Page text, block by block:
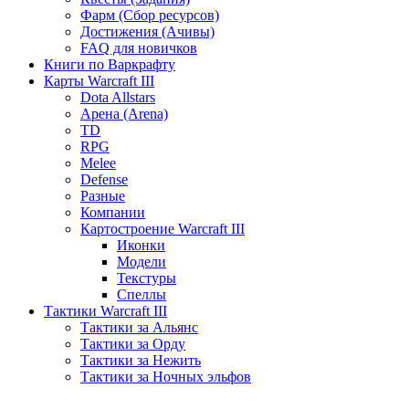
Фарм (Сбор ресурсов)
Достижения (Ачивы)
FAQ для новичков
Книги по Варкрафту
Карты Warcraft III
Dota Allstars
Арена (Arena)
TD
RPG
Melee
Defense
Разные
Компании
Картостроение Warcraft III
Иконки
Модели
Текстуры
Спеллы
Тактики Warcraft III
Тактики за Альянс
Тактики за Орду
Тактики за Нежить
Тактики за Ночных эльфов